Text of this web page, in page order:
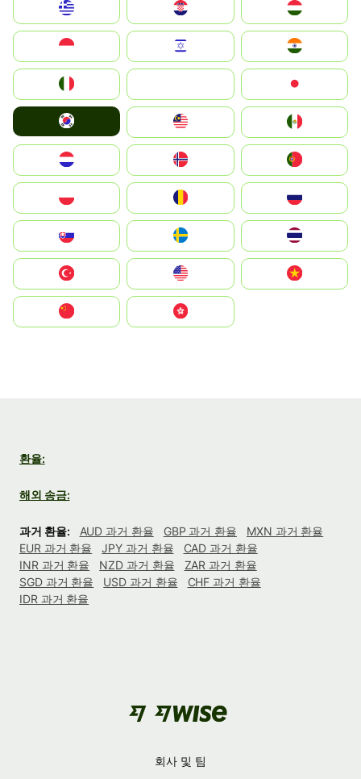
Magyarország
South Korea
United States
中國香港特別行政區
환율:
해외 송금:
과거 환율: AUD 과거 환율 GBP 과거 환율
MXN 과거 환율
EUR 과거 환율
JPY 과거 환율
CAD 과거 환율
INR 과거 환율
NZD 과거 환율
ZAR 과거 환율
SGD 과거 환율
USD 과거 환율
CHF 과거 환율
IDR 과거 환율
회사 및 팀